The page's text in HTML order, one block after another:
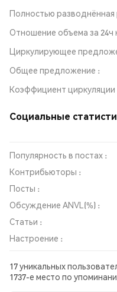
Полностью разводнённая
Отношение объема за 24ч
Циркулирующее
Общее предложение
Коэффициент циркуляции
Социальные
Популярность в постах :
Контрибьюторы :
Посты :
Обсуждение ANVL(%) :
Статьи :
Настроение :
17 уникальных
1737-е место по